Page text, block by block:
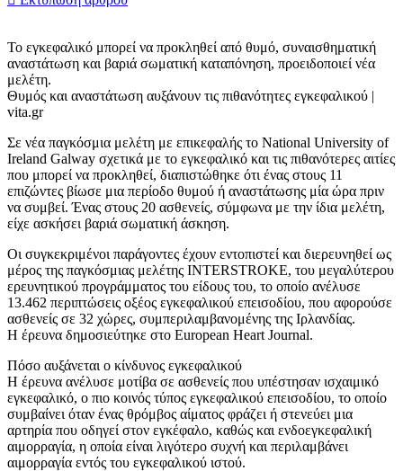
Το εγκεφαλικό μπορεί να προκληθεί από θυμό, συναισθηματική
αναστάτωση και βαριά σωματική καταπόνηση, προειδοποιεί νέα
μελέτη.
Θυμός και αναστάτωση αυξάνουν τις πιθανότητες εγκεφαλικού |
vita.gr
Σε νέα παγκόσμια μελέτη με επικεφαλής το National University of
Ireland Galway σχετικά με το εγκεφαλικό και τις πιθανότερες αιτίες
που μπορεί να προκληθεί, διαπιστώθηκε ότι ένας στους 11
επιζώντες βίωσε μια περίοδο θυμού ή αναστάτωσης μία ώρα πριν
να συμβεί. Ένας στους 20 ασθενείς, σύμφωνα με την ίδια μελέτη,
είχε ασκήσει βαριά σωματική άσκηση.
Οι συγκεκριμένοι παράγοντες έχουν εντοπιστεί και διερευνηθεί ως
μέρος της παγκόσμιας μελέτης INTERSTROKE, του μεγαλύτερου
ερευνητικού προγράμματος του είδους του, το οποίο ανέλυσε
13.462 περιπτώσεις οξέος εγκεφαλικού επεισοδίου, που αφορούσε
ασθενείς σε 32 χώρες, συμπεριλαμβανομένης της Ιρλανδίας.
Η έρευνα δημοσιεύτηκε στο European Heart Journal.
Πόσο αυξάνεται ο κίνδυνος εγκεφαλικού
Η έρευνα ανέλυσε μοτίβα σε ασθενείς που υπέστησαν ισχαιμικό
εγκεφαλικό, ο πιο κοινός τύπος εγκεφαλικού επεισοδίου, το οποίο
συμβαίνει όταν ένας θρόμβος αίματος φράζει ή στενεύει μια
αρτηρία που οδηγεί στον εγκέφαλο, καθώς και ενδοεγκεφαλική
αιμορραγία, η οποία είναι λιγότερο συχνή και περιλαμβάνει
αιμορραγία εντός του εγκεφαλικού ιστού.